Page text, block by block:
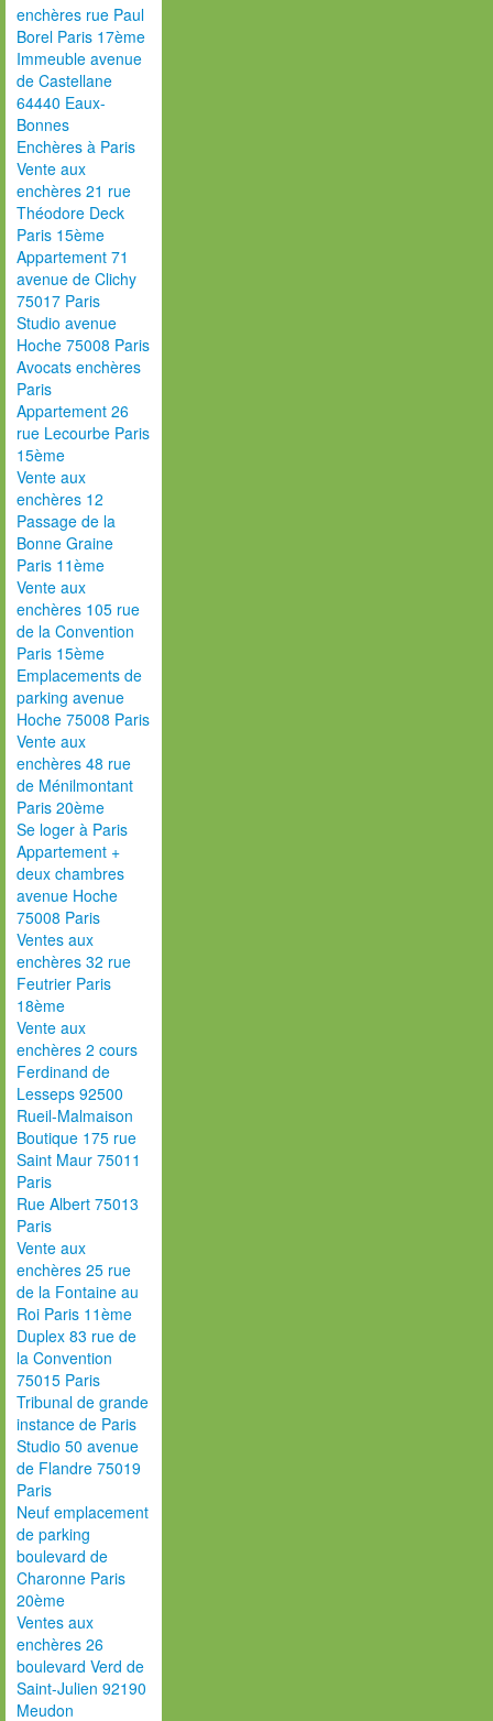
enchères rue Paul
Borel Paris 17ème
Immeuble avenue
de Castellane
64440 Eaux-
Bonnes
Enchères à Paris
Vente aux
enchères 21 rue
Théodore Deck
Paris 15ème
Appartement 71
avenue de Clichy
75017 Paris
Studio avenue
Hoche 75008 Paris
Avocats enchères
Paris
Appartement 26
rue Lecourbe Paris
15ème
Vente aux
enchères 12
Passage de la
Bonne Graine
Paris 11ème
Vente aux
enchères 105 rue
de la Convention
Paris 15ème
Emplacements de
parking avenue
Hoche 75008 Paris
Vente aux
enchères 48 rue
de Ménilmontant
Paris 20ème
Se loger à Paris
Appartement +
deux chambres
avenue Hoche
75008 Paris
Ventes aux
enchères 32 rue
Feutrier Paris
18ème
Vente aux
enchères 2 cours
Ferdinand de
Lesseps 92500
Rueil-Malmaison
Boutique 175 rue
Saint Maur 75011
Paris
Rue Albert 75013
Paris
Vente aux
enchères 25 rue
de la Fontaine au
Roi Paris 11ème
Duplex 83 rue de
la Convention
75015 Paris
Tribunal de grande
instance de Paris
Studio 50 avenue
de Flandre 75019
Paris
Neuf emplacement
de parking
boulevard de
Charonne Paris
20ème
Ventes aux
enchères 26
boulevard Verd de
Saint-Julien 92190
Meudon